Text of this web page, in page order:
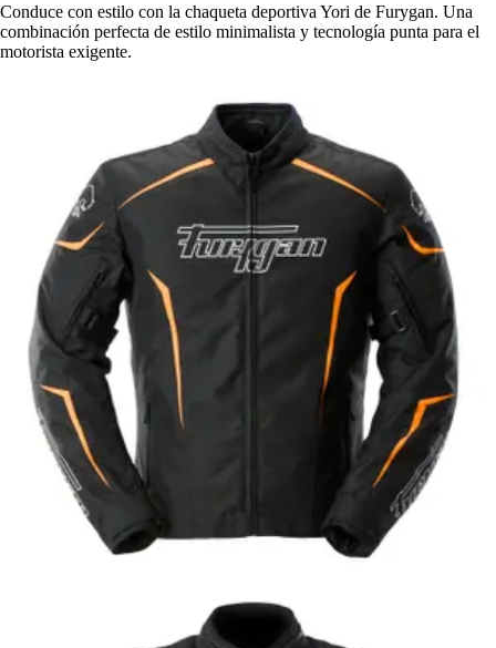
Conduce con estilo con la chaqueta deportiva Yori de Furygan. Una
combinación perfecta de estilo minimalista y tecnología punta para el
motorista exigente.